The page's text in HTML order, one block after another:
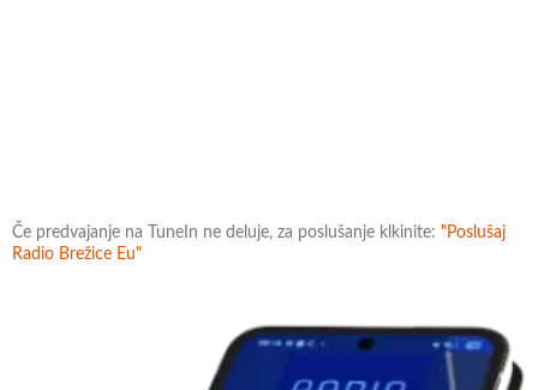
Če predvajanje na TuneIn ne deluje, za poslušanje klkinite: "Poslušaj
Radio Brežice Eu"